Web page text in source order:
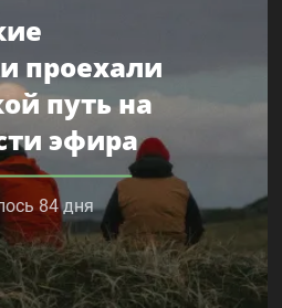
проехали
путь на
эфира
84 дня